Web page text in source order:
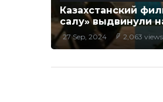
Казахстанский
салу» выдвинули
27 Sep, 2024 2,063 views